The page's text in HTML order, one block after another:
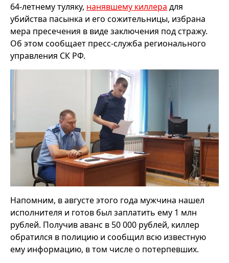
64-летнему туляку, нанявшему киллера для
убийства пасынка и его сожительницы, избрана
мера пресечения в виде заключения под стражу.
Об этом сообщает пресс-служба регионального
управления СК РФ.
Напомним, в августе этого года мужчина нашел
исполнителя и готов был заплатить ему 1 млн
рублей. Получив аванс в 50 000 рублей, киллер
обратился в полицию и сообщил всю известную
ему информацию, в том числе о потерпевших.